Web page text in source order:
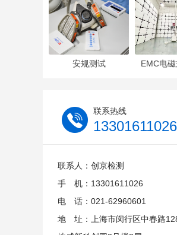
安规测试 EMC电
联系热线
13301611026
联系人：创京检测
手 机：13301611026
电 话：021-62960601
地 址：上海市闵行区中春路